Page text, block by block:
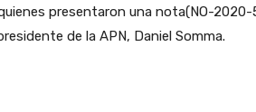
presentaron una nota(NO-
de la APN, Daniel Somma.